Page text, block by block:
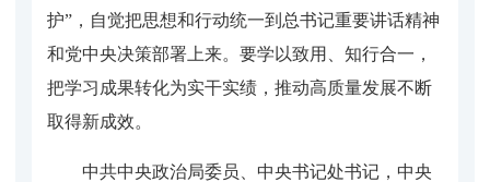
护”，自觉把思想和行动统一到总书记重要讲话精神
和党中央决策部署上来。要学以致用、知行合一，
把学习成果转化为实干实绩，推动高质量发展不断
取得新成效。
中共中央政治局委员、中央书记处书记，中央